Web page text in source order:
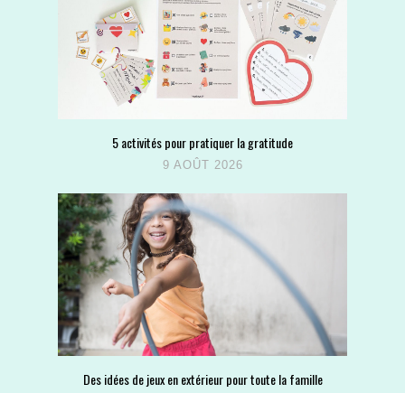
5 activités pour pratiquer la gratitude
9 AOÛT 2026
Des idées de jeux en extérieur pour toute la famille